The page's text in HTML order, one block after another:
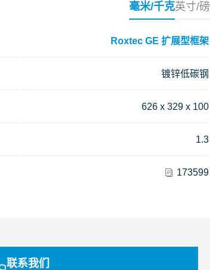
毫米/千克英寸/磅
Roxtec GE 扩展型框架
镀锌低碳钢
626 x 329 x 100
1.3
173599
联系我们